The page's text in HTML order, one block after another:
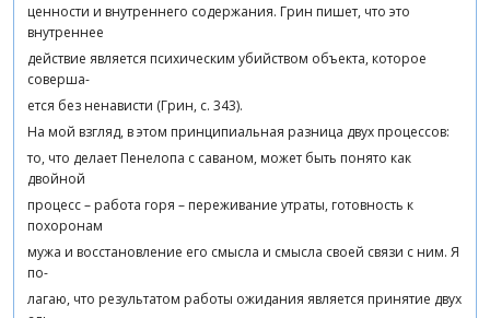
ценности и внутреннего содержания. Грин пишет, что это
внутреннее
действие является психическим убийством объекта, которое
соверша-
ется без ненависти (Грин, с. 343).
На мой взгляд, в этом принципиальная разница двух процессов:
то, что делает Пенелопа с саваном, может быть понято как
двойной
процесс – работа горя – переживание утраты, готовность к
похоронам
мужа и восстановление его смысла и смысла своей связи с ним. Я
по-
лагаю, что результатом работы ожидания является принятие двух